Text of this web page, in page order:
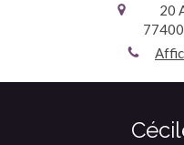
20
77400